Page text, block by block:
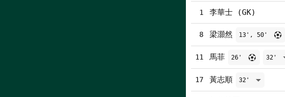
1 李華士 (GK)
8 梁灝然 13', 50'
11 馬菲 26' 32'
17 黃志順 32'